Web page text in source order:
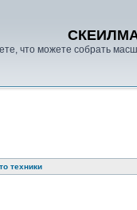
что можете собрать
техники